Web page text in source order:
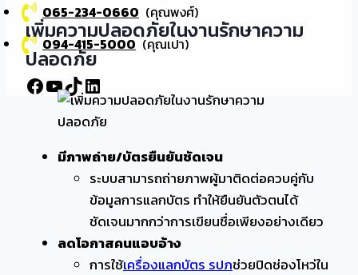
065-234-0660 (คุณพงศ์)
094-415-5000 (คุณเปา)
Facebook
YouTube
TikTokLinkedIn
เพิ่มความปลอดภัยในงานรักษาความ
ปลอดภัย
มีภาพถ่าย/บัตรยืนยันชัดเจน
ระบบสามารถถ่ายภาพผู้มาติดต่อควบคู่กับ
ข้อมูลการแลกบัตร ทำให้ยืนยันตัวตนได้
ชัดเจนมากกว่าการเขียนชื่อเพียงอย่างเดียว
ลดโอกาสคนแอบอ้าง
การใช้เครื่องแลกบัตร รปภช่วยปิดช่องโหว่ใน